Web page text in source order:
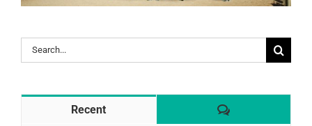
Search
for:
Recent Comentaris